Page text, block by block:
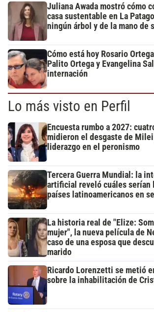
Juliana Awada mostró cómo
casa sustentable en La
ningún árbol y de la mano de
Cómo está hoy Rosario
Palito Ortega y Evangelina
internación
Lo más visto en Perfil
Encuesta rumbo a 2027:
midieron el desgaste de
liderazgo en el peronismo
Tercera Guerra Mundial: la
artificial reveló cuáles serían
países latinoamericanos en
La historia real de "Elize:
mujer", la nueva película de
caso de una esposa que
marido
Ricardo Lorenzetti se metió
sobre la inhabilitación de